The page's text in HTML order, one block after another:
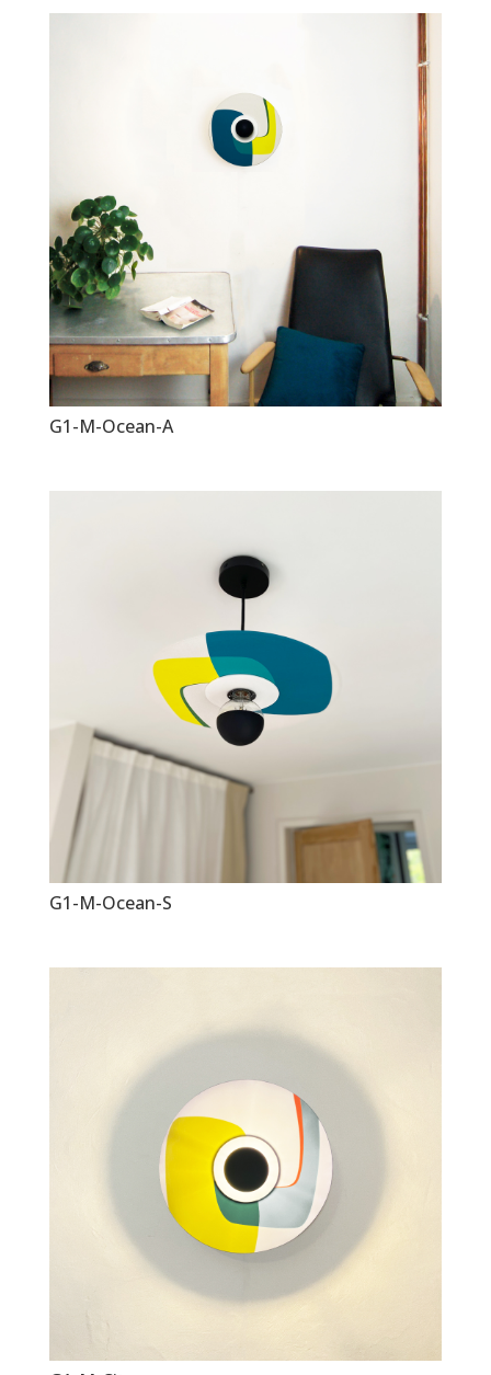
G1-M-Ocean-A
G1-M-Ocean-S